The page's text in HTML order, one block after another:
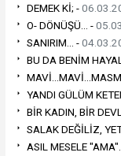
DEMEK Kİ; -
O- DÖNÜŞÜ... -
SANIRIM... -
BU DA BENİM
YANDI GÜLÜM
BİR KADIN, BİR
SALAK DEĞİLİZ,
ASIL MESELE